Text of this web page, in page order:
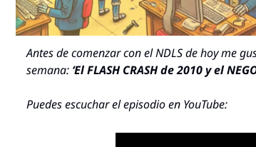
Antes de comenzar con el NDLS de hoy me
semana: ‘El FLASH CRASH de 2010 y el
Puedes escuchar el episodio en YouTube: